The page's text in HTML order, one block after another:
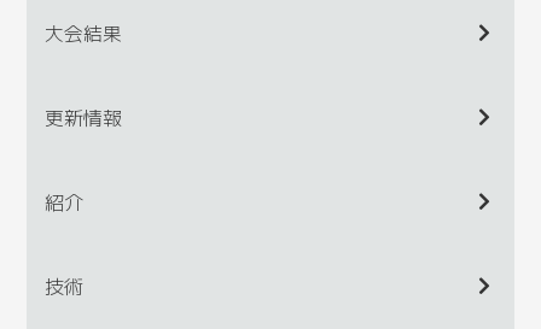
大会結果
更新情報
紹介
技術